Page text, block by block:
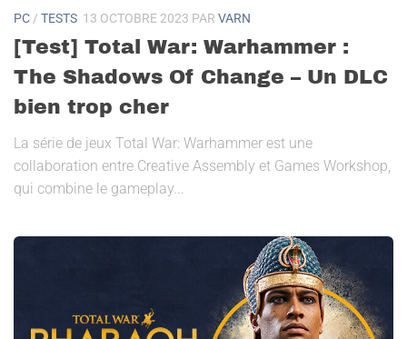
PC / TESTS 13 OCTOBRE 2023 PAR VARN
[Test] Total War: Warhammer :
The Shadows Of Change – Un DLC
bien trop cher
La série de jeux Total War: Warhammer est une
collaboration entre Creative Assembly et Games Workshop,
qui combine le gameplay...